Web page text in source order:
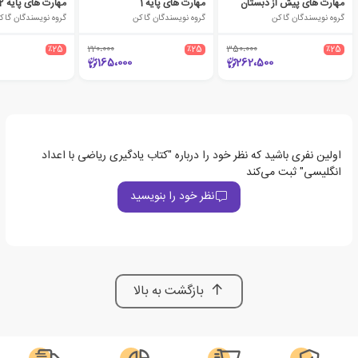
مهارت های پیش از دبستان
گروه نویسندگان گاکن
٪25 350،000
262،500
مهارت های پایه 1
گروه نویسندگان گاکن
٪25 220،000
165،000
مهارت های پایه 2
گروه نویسندگان
٪25
اولین نفری باشید که نظر خود را درباره "کتاب یادگیری ریاضی با اعداد
انگلیسی" ثبت می‌کند
نظر خود را بنویسید
بازگشت به بالا